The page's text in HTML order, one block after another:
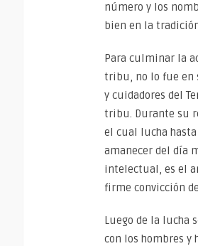
número y los
bien en la
Para culminar la
tribu, no lo fue en
y cuidadores del
tribu. Durante su
el cual lucha
amanecer del día
intelectual, es el
firme convicción
Luego de la lucha
con los hombres y